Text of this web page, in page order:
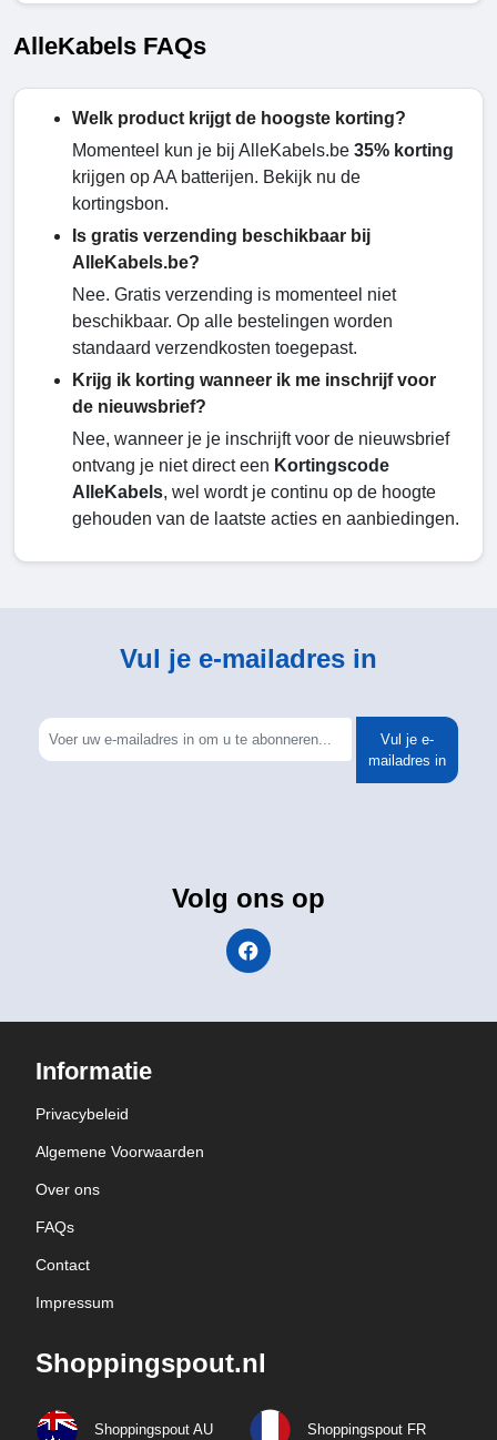
AlleKabels FAQs
Welk product krijgt de hoogste korting?
Momenteel kun je bij AlleKabels.be 35% korting
krijgen op AA batterijen. Bekijk nu de
kortingsbon.
Is gratis verzending beschikbaar bij
AlleKabels.be?
Nee. Gratis verzending is momenteel niet
beschikbaar. Op alle bestelingen worden
standaard verzendkosten toegepast.
Krijg ik korting wanneer ik me inschrijf voor
de nieuwsbrief?
Nee, wanneer je je inschrijft voor de nieuwsbrief
ontvang je niet direct een Kortingscode
AlleKabels, wel wordt je continu op de hoogte
gehouden van de laatste acties en aanbiedingen.
Vul je e-mailadres in
Vul je e-
mailadres in
Volg ons op
Informatie
Privacybeleid
Algemene Voorwaarden
Over ons
FAQs
Contact
Impressum
Shoppingspout.nl
Shoppingspout AU Shoppingspout FR